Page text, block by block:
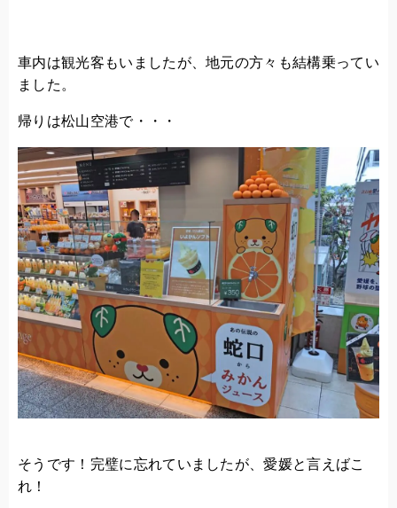
車内は観光客もいましたが、地元の方々も結構乗ってい
ました。
帰りは松山空港で・・・
そうです！完璧に忘れていましたが、愛媛と言えばこ
れ！